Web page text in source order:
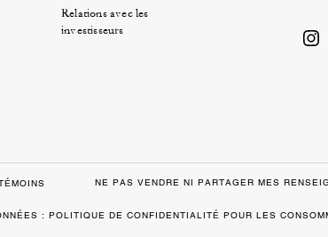
Relations avec les
investisseurs
NE PAS VENDRE NI PARTAGER MES
: POLITIQUE DE CONFIDENTIALITÉ POUR LES